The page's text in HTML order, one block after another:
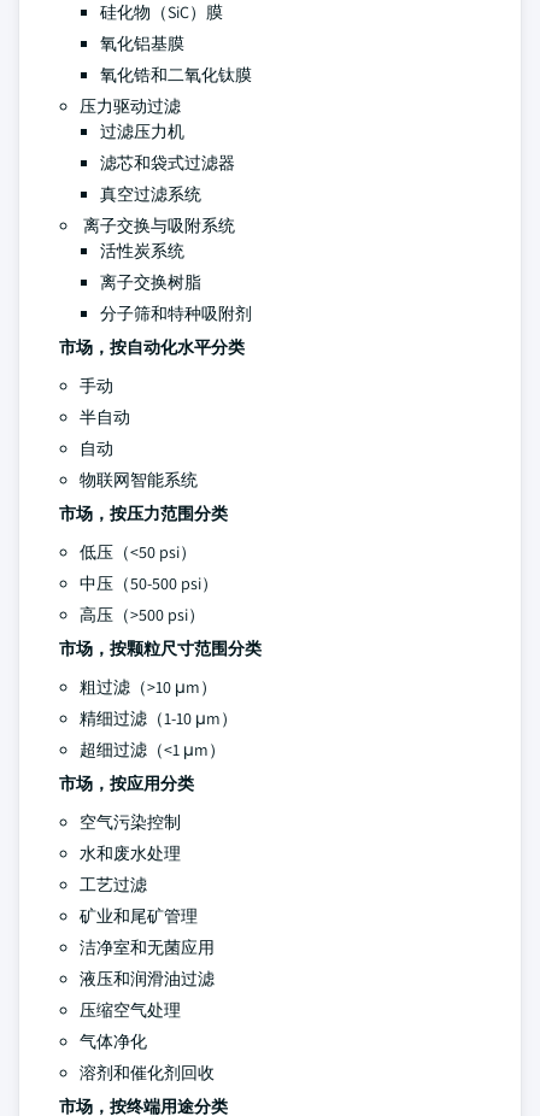
硅化物（SiC）膜
氧化铝基膜
氧化锆和二氧化钛膜
压力驱动过滤
过滤压力机
滤芯和袋式过滤器
真空过滤系统
离子交换与吸附系统
活性炭系统
离子交换树脂
分子筛和特种吸附剂
市场，按自动化水平分类
手动
半自动
自动
物联网智能系统
市场，按压力范围分类
低压（<50 psi）
中压（50-500 psi）
高压（>500 psi）
市场，按颗粒尺寸范围分类
粗过滤（>10 μm）
精细过滤（1-10 μm）
超细过滤（<1 μm）
市场，按应用分类
空气污染控制
水和废水处理
工艺过滤
矿业和尾矿管理
洁净室和无菌应用
液压和润滑油过滤
压缩空气处理
气体净化
溶剂和催化剂回收
市场，按终端用途分类